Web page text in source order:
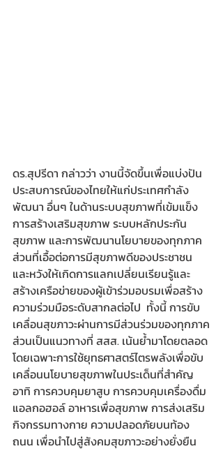
ดร.สุปรีดา กล่าวว่า งานนี้จัดขึ้นเพื่อแบ่งปัน
ประสบการณ์ของไทยให้แก่ประเทศกำลัง
พัฒนา อื่นๆ ในด้านระบบสุขภาพที่เข้มแข็ง
การสร้างเสริมสุขภาพ ระบบหลักประกัน
สุขภาพ และการพัฒนานโยบายของทุกภาค
ส่วนที่เอื้อต่อการมีสุขภาพดีของประชาชน
และหวังให้เกิดการแลกเปลี่ยนเรียนรู้และ
สร้างเครือข่ายของผู้เข้าร่วมอบรมเพื่อสร้าง
ความร่วมมือระดับสากลต่อไป  ทั้งนี้ การขับ
เคลื่อนสุขภาวะผ่านการมีส่วนร่วมของทุกภาค
ส่วนเป็นแนวทางที่ สสส. เน้นย้ำมาโดยตลอด
โดยเฉพาะการใช้ยุทธศาสตร์ไตรพลังเพื่อขับ
เคลื่อนนโยบายสุขภาพในประเด็นที่สำคัญ
อาทิ การควบคุมยาสูบ การควบคุมเครื่องดื่ม
แอลกอฮอล์ อาหารเพื่อสุขภาพ การส่งเสริม
กิจกรรมทางกาย ความปลอดภัยบนท้อง
ถนน เพื่อนำไปสู่สังคมสุขภาวะอย่างยั่งยืน